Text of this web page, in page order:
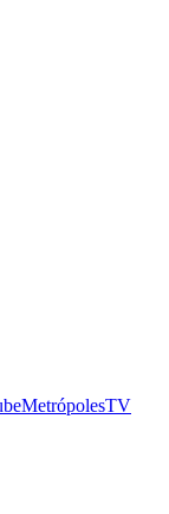
MetrópolesTV